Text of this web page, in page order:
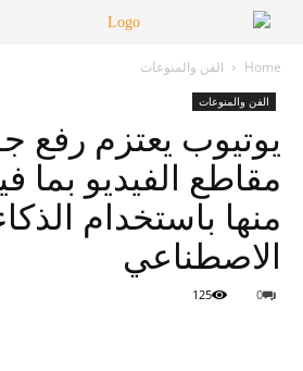
Home الفن والمنوعات
الفن والمنوعات
يوتيوب يعتزم رفع
مقاطع الفيديو بما
منها باستخدام
الاصطناعي
0
125